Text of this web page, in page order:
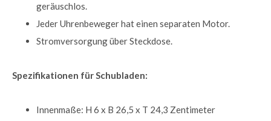
geräuschlos.
Jeder Uhrenbeweger hat einen separaten Motor.
Stromversorgung über Steckdose.
Spezifikationen für Schubladen:
Innenmaße: H 6 x B 26,5 x T 24,3 Zentimeter